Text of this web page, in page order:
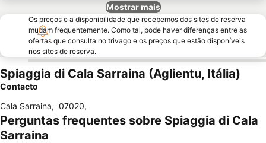
Mostrar mais
Os preços e a disponibilidade que recebemos dos sites de reserva
mudam frequentemente. Como tal, pode haver diferenças entre as
ofertas que consulta no trivago e os preços que estão disponíveis
nos sites de reserva.
Spiaggia di Cala Sarraina (Aglientu, Itália)
Contacto
Cala Sarraina, 07020,
Perguntas frequentes sobre Spiaggia di Cala
Sarraina